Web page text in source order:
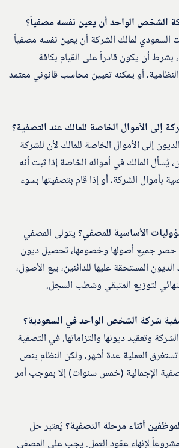
السعودي لمالك الشركة أن يعين نفسه مصفياً
بشرط أن يكون قادراً على القيام بكافة
أو يمكنه تعيين محاسب قانوني معتمد
إلى الأموال الخاصة للمالك لأن للشركة
يُسأل المالك في أمواله الخاصة إذا ثبت أنه
بأموال الشركة، أو إذا قام بتصفيتها بسوء
يتولى المصفي
حصر جميع أصولها وخصومها، تحصيل ديون
المستحقة عليها للدائنين، بيع الأصول،
لتوزيع المتبقي وشطب السجل.
وتعقيد ديونها والتزاماتها. في التصفية
العملية عدة أشهر، ولكن النظام ينص
الإجمالية (خمس سنوات) إلا بموجب أمر
يُعتبر حل
لإنهاء عقود العمل. يجب على المصفي